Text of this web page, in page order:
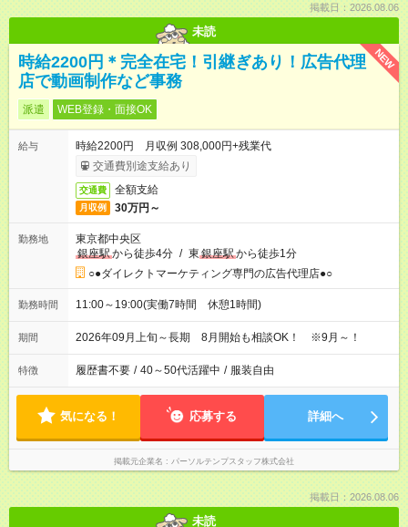
掲載日：2026.08.06
未読
NEW
時給2200円＊完全在宅！引継ぎあり！広告代理
店で動画制作など事務
派遣 WEB登録・面接OK
給与
時給2200円 月収例 308,000円+残業代
交通費別途支給あり
交通費 全額支給
月収例 30万円～
勤務地
東京都中央区
銀座駅から徒歩4分 / 東 銀座駅から徒歩1分
○●ダイレクトマーケティング専門の広告代理店●○
勤務時間 11:00～19:00(実働7時間 休憩1時間)
期間 2026年09月上旬～長期 8月開始も相談OK！ ※9月～！
特徴 履歴書不要 / 40～50代活躍中 / 服装自由
気になる！ 応募する 詳細へ
掲載元企業名 パーソルテンプスタッフ株式会社
掲載日：2026.08.06
未読